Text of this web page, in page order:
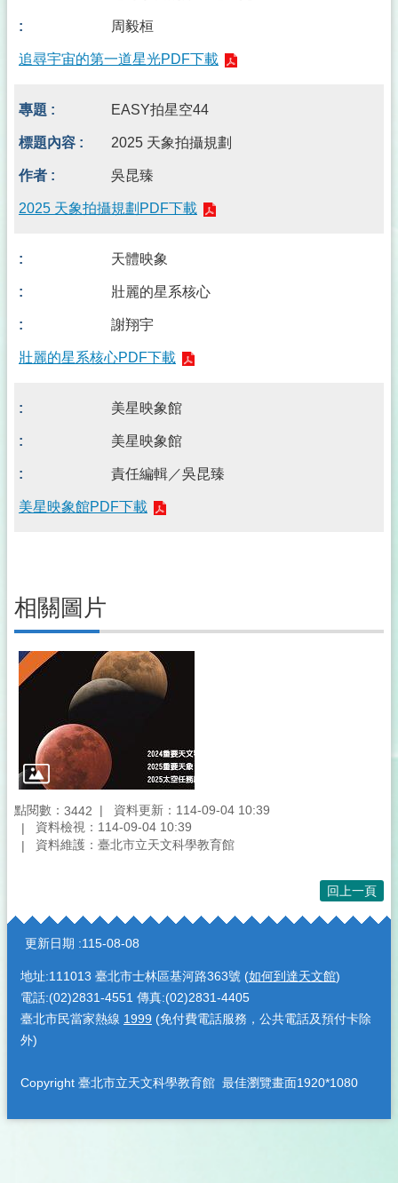
周毅桓
追尋宇宙的第一道星光PDF下載
EASY拍星空44
2025 天象拍攝規劃
吳昆臻
2025 天象拍攝規劃PDF下載
天體映象
壯麗的星系核心
謝翔宇
壯麗的星系核心PDF下載
美星映象館
美星映象館
責任編輯／吳昆臻
美星映象館PDF下載
相關圖片
點閱數： 3442
資料更新：114-09-04 10:39
資料檢視：114-09-04 10:39
資料維護：臺北市立天文科學教育館
回上一頁
:::
更新日期 115-08-08
地址:111013 臺北市士林區基河路363號 (如何到達天文館)
電話:(02)2831-4551 傳真:(02)2831-4405
臺北市民當家熱線 1999 (免付費電話服務，公共電話及預付卡除
外)
Copyright 臺北市立天文科學教育館 最佳瀏覽畫面1920*1080